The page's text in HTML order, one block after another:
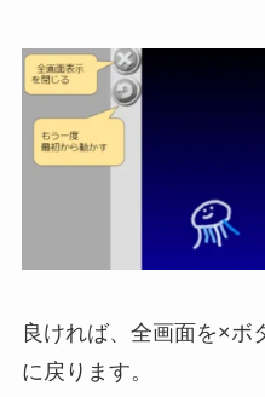
良ければ、全画面を×ボ
に戻ります。